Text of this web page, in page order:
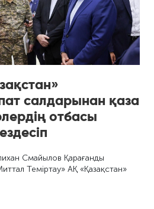
салдарынан қаза
отбасы
Смайылов Қарағанды
Теміртау» АҚ «Қазақстан»